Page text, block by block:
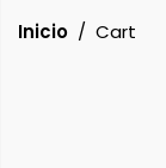
Inicio / Cart